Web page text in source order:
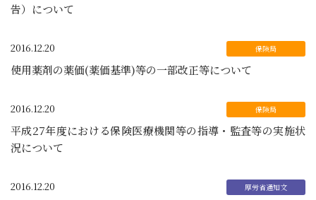
告）について
2016.12.20
使用薬剤の薬価(薬価基準)等の一部改正等について
2016.12.20
平成27年度における保険医療機関等の指導・監査等の実施状
況について
2016.12.20